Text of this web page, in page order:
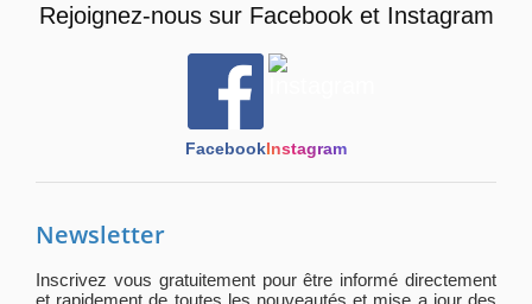
Rejoignez-nous sur Facebooket Instagram
FacebookInstagram
Newsletter
Inscrivez vous gratuitement pour être informé directement